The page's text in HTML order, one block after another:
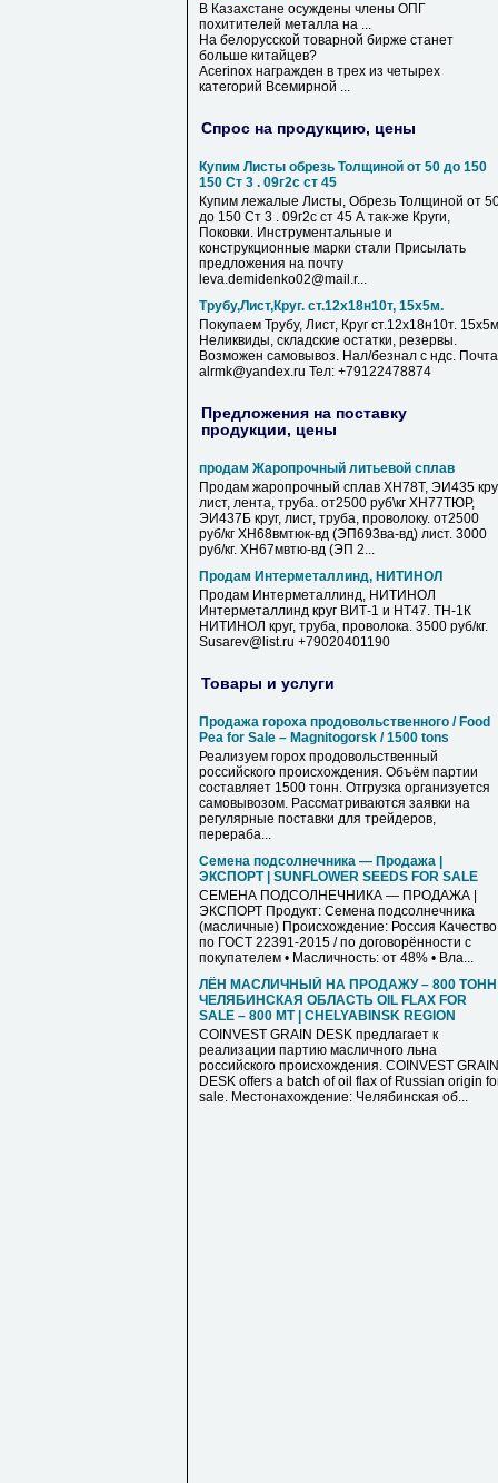
В Казахстане осуждены члены ОПГ
похитителей металла на ...
На белорусской товарной бирже станет
больше китайцев?
Acerinox награжден в трех из четырех
категорий Всемирной ...
Спрос на продукцию, цены
Купим Листы обрезь Толщиной от 50 до 150
150 Ст 3 . 09г2с ст 45
Купим лежалые Листы, Обрезь Толщиной от
до 150 Ст 3 . 09г2с ст 45 А так-же Круги,
Поковки. Инструментальные и
конструкционные марки стали Присылать
предложения на почту
leva.demidenko02@mail.r...
Трубу,Лист,Круг. ст.12х18н10т, 15х5м.
Покупаем Трубу, Лист, Круг ст.12х18н10т.
Неликвиды, складские остатки, резервы.
Возможен самовывоз. Нал/безнал с ндс.
alrmk@yandex.ru Тел: +79122478874
Предложения на поставку
продукции, цены
продам Жаропрочный литьевой сплав
Продам жаропрочный сплав ХН78Т, ЭИ435
лист, лента, труба. от2500 руб\кг ХН77ТЮР,
ЭИ437Б круг, лист, труба, проволоку. от2500
руб/кг ХН68вмтюк-вд (ЭП693ва-вд) лист. 3000
руб/кг. ХН67мвтю-вд (ЭП 2...
Продам Интерметаллинд, НИТИНОЛ
Продам Интерметаллинд, НИТИНОЛ
Интерметаллинд круг ВИТ-1 и НТ47. ТН-1К
НИТИНОЛ круг, труба, проволока. 3500 руб/кг.
Susarev@list.ru +79020401190
Товары и услуги
Продажа гороха продовольственного / Food
Pea for Sale – Magnitogorsk / 1500 tons
Реализуем горох продовольственный
российского происхождения. Объём партии
составляет 1500 тонн. Отгрузка организуется
самовывозом. Рассматриваются заявки на
регулярные поставки для трейдеров,
перераба...
Семена подсолнечника — Продажа |
ЭКСПОРТ | SUNFLOWER SEEDS FOR SALE
СЕМЕНА ПОДСОЛНЕЧНИКА — ПРОДАЖА |
ЭКСПОРТ Продукт: Семена подсолнечника
(масличные) Происхождение: Россия
по ГОСТ 22391-2015 / по договорённости с
покупателем • Масличность: от 48% • Вла...
ЛЁН МАСЛИЧНЫЙ НА ПРОДАЖУ – 800 ТОНН
ЧЕЛЯБИНСКАЯ ОБЛАСТЬ OIL FLAX FOR
SALE – 800 MT | CHELYABINSK REGION
COINVEST GRAIN DESK предлагает к
реализации партию масличного льна
российского происхождения. COINVEST GRAIN
DESK offers a batch of oil flax of Russian origin
sale. Местонахождение: Челябинская об...